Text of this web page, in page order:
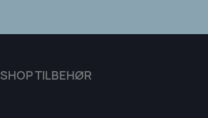
SHOP TILBEHØR